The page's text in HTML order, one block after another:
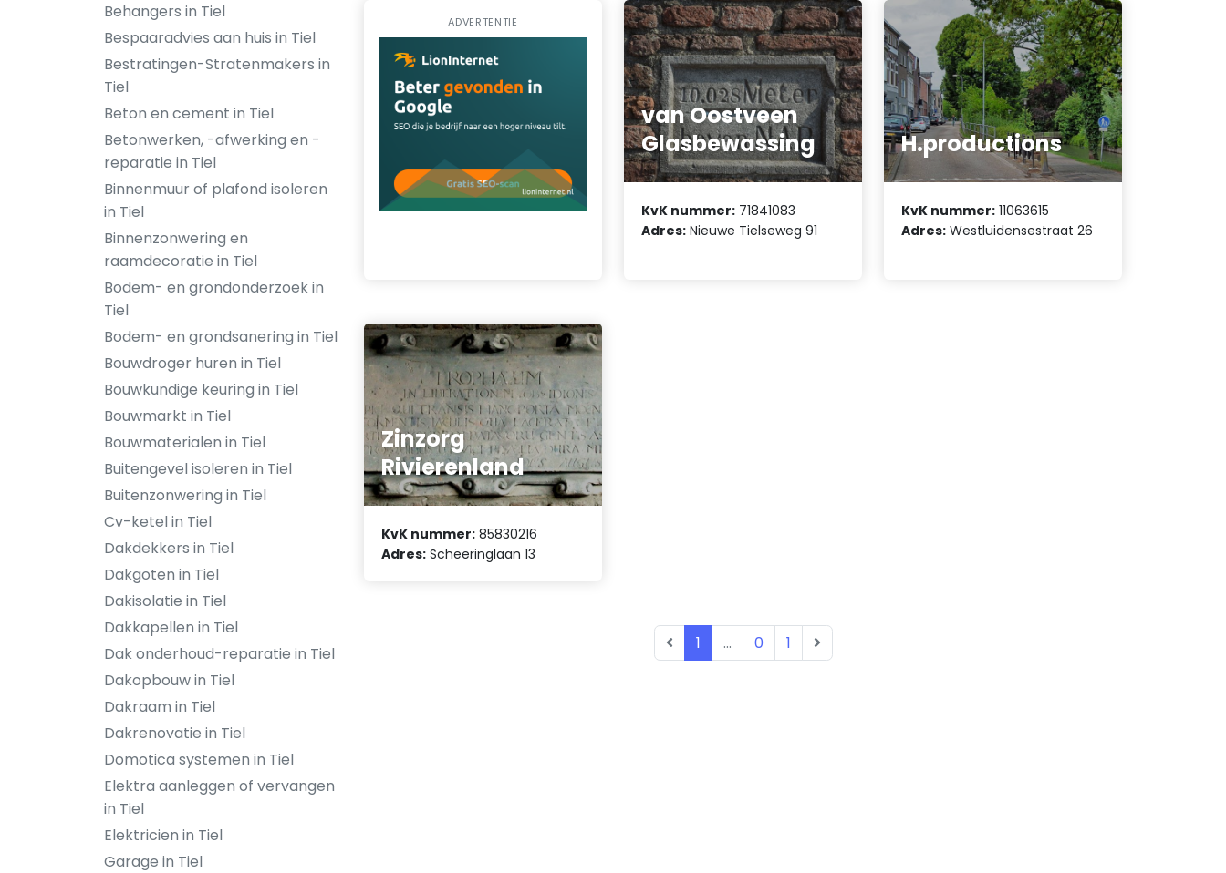
Behangers in Tiel
Bespaaradvies aan huis in Tiel
Bestratingen-Stratenmakers in
Tiel
Beton en cement in Tiel
Betonwerken, -afwerking en -
reparatie in Tiel
Binnenmuur of plafond isoleren
in Tiel
Binnenzonwering en
raamdecoratie in Tiel
Bodem- en grondonderzoek in
Tiel
Bodem- en grondsanering in Tiel
Bouwdroger huren in Tiel
Bouwkundige keuring in Tiel
Bouwmarkt in Tiel
Bouwmaterialen in Tiel
Buitengevel isoleren in Tiel
Buitenzonwering in Tiel
Cv-ketel in Tiel
Dakdekkers in Tiel
Dakgoten in Tiel
Dakisolatie in Tiel
Dakkapellen in Tiel
Dak onderhoud-reparatie in Tiel
Dakopbouw in Tiel
Dakraam in Tiel
Dakrenovatie in Tiel
Domotica systemen in Tiel
Elektra aanleggen of vervangen
in Tiel
Elektricien in Tiel
Garage in Tiel
ADVERTENTIE
van Oostveen
Glasbewassing
KvK nummer: 71841083
Adres: Nieuwe Tielseweg 91
H.productions
KvK nummer: 11063615
Adres: Westluidensestraat 26
Zinzorg
Rivierenland
KvK nummer: 85830216
Adres: Scheeringlaan 13
1 ... 0 1